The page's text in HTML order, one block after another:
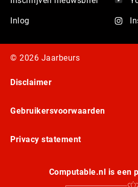
Inlog
© 2026 Jaarbeurs
Disclaimer
Gebruikersvoorwaarden
Privacy statement
Computable.nl is een